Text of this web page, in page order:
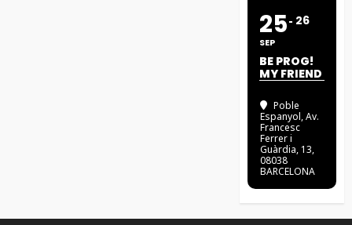
25
SEP
26
BE PROG!
MY FRIEND
Poble
Espanyol, Av.
Francesc
Ferrer i
Guàrdia, 13,
08038
BARCELONA